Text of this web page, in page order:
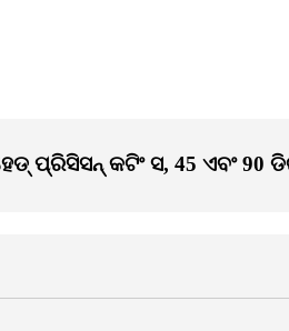
ପ୍ରିସିସନ୍ କଟିଂ ସ, 45 ଏବଂ 90